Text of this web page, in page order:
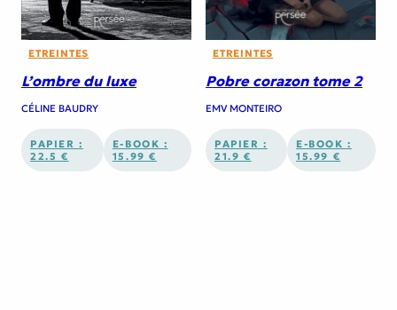
ETREINTES
L’ombre du luxe
CÉLINE BAUDRY
PAPIER :
22.5 €
E-BOOK :
15.99 €
ETREINTES
Pobre corazon tome 2
EMV MONTEIRO
PAPIER :
21.9 €
E-BOOK :
15.99 €